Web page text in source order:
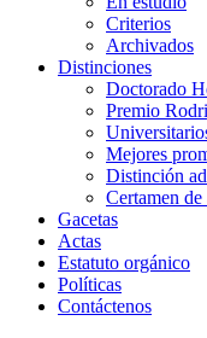
Criterios
Archivados
Distinciones
Doctorado
Premio
Mejores
Distinción
Certamen de
Gacetas
Actas
Estatuto orgánico
Políticas
Contáctenos